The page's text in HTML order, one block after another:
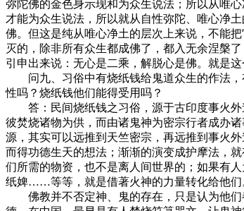
弥陀佛的金色身示现和为众生说法；所以从唯
才能为众生说法，所以就从自性弥陀、唯心净
佛。但这是纯从唯心净土的层次上来说，不能
灭的，除非所有众生都成佛了，都入无余涅槃
引申出来说：无心是二乘，解脱心是佛。就是这
问九、习俗中有烧纸钱给鬼道众生的作法，
性吗？烧纸钱他们能得受用吗？
答：民间烧纸钱之习俗，源于古印度事火外
彼焚烧诸物为供，而由诸鬼神为密宗行者成办
源，其实可以远推到天竺密宗，再远推到事火
而得功德生天的想法；渐渐的演变成护摩法，
们所需的物资，也不是离人间世界的；如果有
纸婢……等等，就是借著火神的力量转化给他们
佛教并不否定神、鬼的存在，只是认为他们